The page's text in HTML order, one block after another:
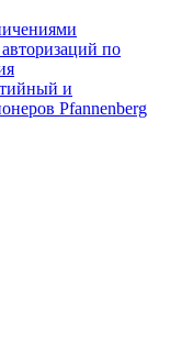
по
и
Pfannenberg